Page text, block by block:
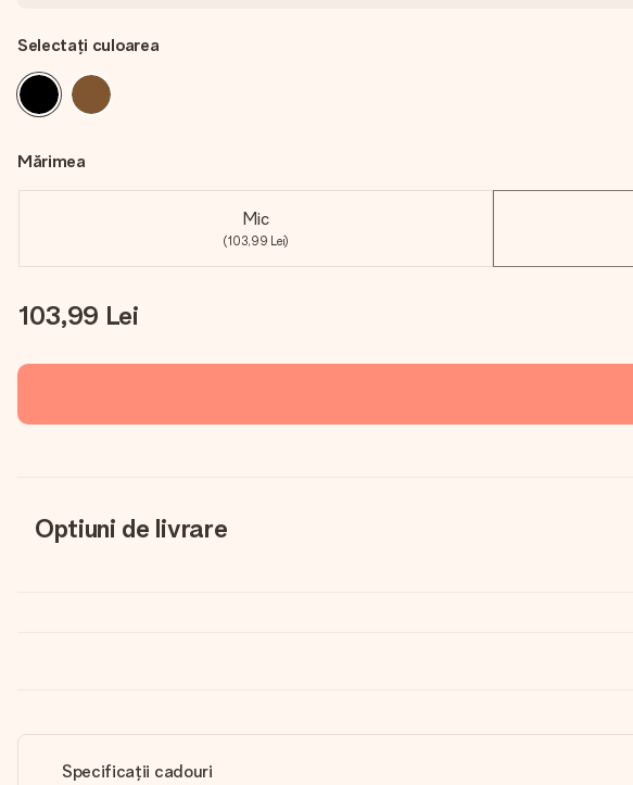
Selectați culoarea
Mărimea
Mic
(103,99 Lei)
103,99 Lei
Optiuni de livrare
Specificații cadouri